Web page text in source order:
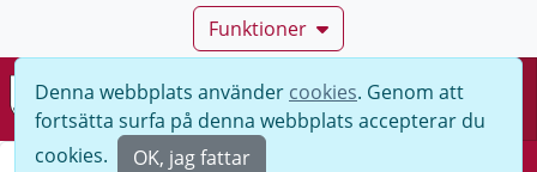
Funktioner
Meny
Denna webbplats använder cookies. Genom att
fortsätta surfa på denna webbplats accepterar du
cookies.
OK, jag fattar